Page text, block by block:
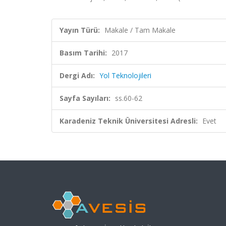
Yayın Türü: Makale / Tam Makale
Basım Tarihi: 2017
Dergi Adı: Yol Teknolojileri
Sayfa Sayıları: ss.60-62
Karadeniz Teknik Üniversitesi Adresli: Evet